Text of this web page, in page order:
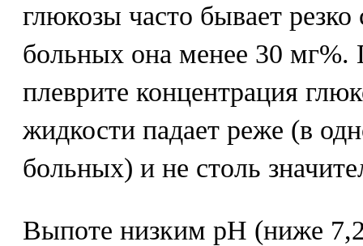
глюкозы часто бывает
больных она менее 30 мг%.
плеврите концентрация
жидкости падает реже (в
больных) и не столь
Выпоте низким рН (ниже